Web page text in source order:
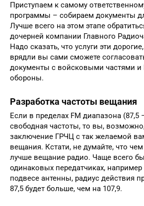
Приступаем к самому
программы – собираем документы
Лучше всего на этом этапе
дочерней компании Главного
Надо сказать, что услуги эти
врядли вы сами сможете
документы с войсковыми частями
обороны.
Разработка частоты вещания
Если в пределах FM диапазона (87,5
свободная частоты, то вы,
заключение ГРЧЦ с так желаемой
вещания. Кстати, не думайте, что
лучше вещание радио. Чаще всего
одинаковых передатчиках,
подвесе антенны, радиус действия
87,5 будет больше, чем на 107,9.